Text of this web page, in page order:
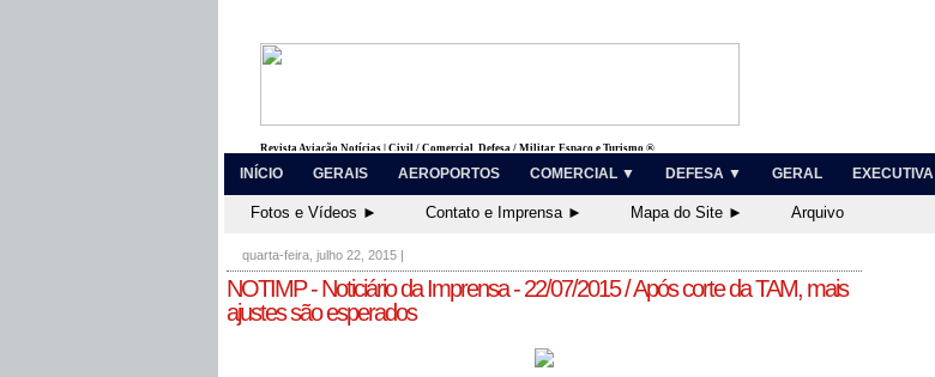
Revista Aviação Notícias | Civil / Comercial, Defesa / Militar, Espaço e Turismo ®
INÍCIO GERAIS AEROPORTOS COMERCIAL ▼ DEFESA ▼ GERAL EXECUTIVA
Fotos e Vídeos ► Contato e Imprensa ► Mapa do Site ► Arquivo
quarta-feira, julho 22, 2015 |
NOTIMP - Noticiário da Imprensa - 22/07/2015 / Após corte da TAM, mais
ajustes são esperados